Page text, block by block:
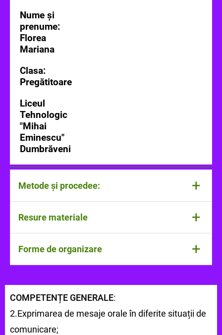
Nume și
prenume:
Florea
Mariana
Clasa:
Pregătitoare
Liceul
Tehnologic
"Mihai
Eminescu"
Dumbrăveni
Metode și procedee: +
auditia, conversația, exercițiul, explicația,
metoda fonetică analitico-sintetică, metoda
R.A.I.,metoda Brainstorming
Resure materiale +
laptop, videoproiector, boxe, minge, fișe de
lucru, sarmă plușată,
Forme de organizare +
grupe conversația
COMPETENȚE GENERALE:
2.Exprimarea de mesaje orale în diferite situații de
comunicare;